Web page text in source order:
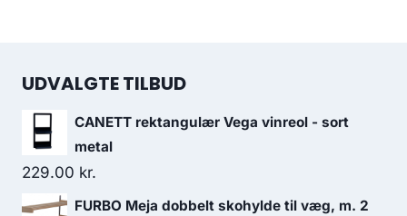
UDVALGTE TILBUD
CANETT rektangulær Vega vinreol - sort
metal
229.00 kr.
FURBO Meja dobbelt skohylde til væg, m. 2